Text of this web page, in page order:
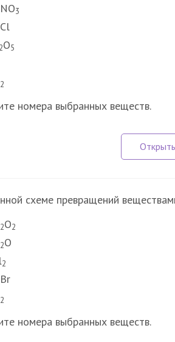
3
2O5
2
номера выбранных веществ.
схеме превращений
2O2
2O
2
2
номера выбранных веществ.